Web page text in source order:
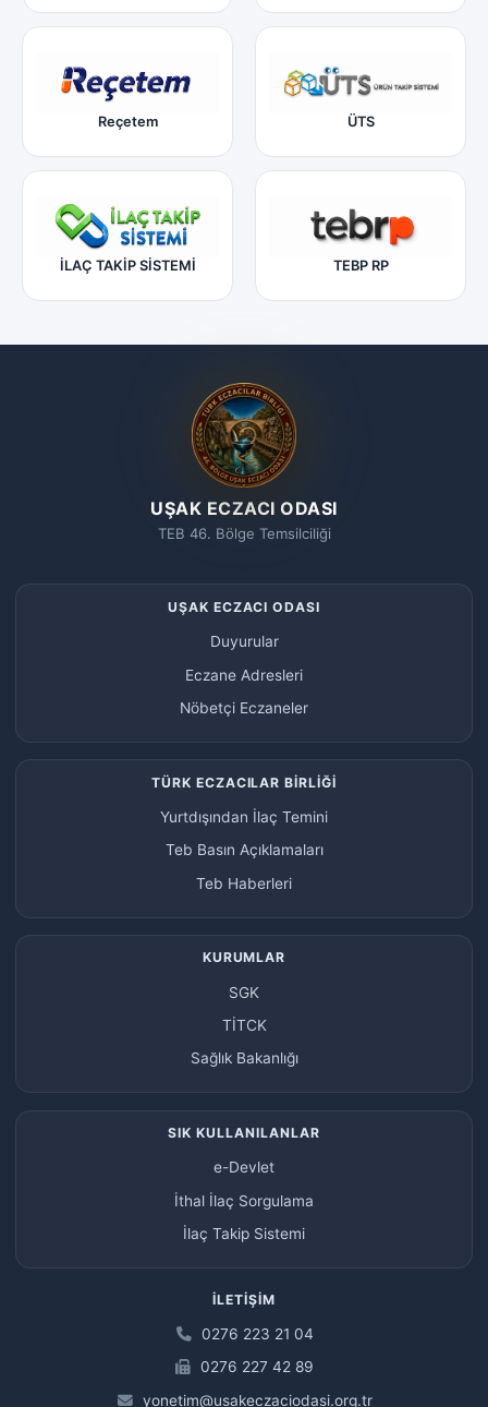
Reçetem ÜTS
İLAÇ TAKİP SİSTEMİ TEBP RP
UŞAK ECZACI ODASI
TEB 46. Bölge Temsilciliği
UŞAK ECZACI ODASI
Duyurular
Eczane Adresleri
Nöbetçi Eczaneler
TÜRK ECZACILAR BİRLİĞİ
Yurtdışından İlaç Temini
Teb Basın Açıklamaları
Teb Haberleri
KURUMLAR
SGK
TİTCK
Sağlık Bakanlığı
SIK KULLANILANLAR
e-Devlet
İthal İlaç Sorgulama
İlaç Takip Sistemi
İLETIŞIM
0276 223 21 04
0276 227 42 89
yonetim@usakeczaciodasi.org.tr